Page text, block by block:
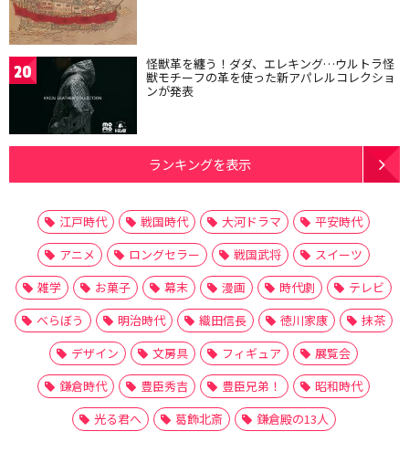
20 怪獣革を纏う！ダダ、エレキング…ウルトラ怪
獣モチーフの革を使った新アパレルコレクショ
ンが発表
ランキングを表示
江戸時代 戦国時代 大河ドラマ
平安時代
アニメ
ロングセラー 戦国武将
スイーツ
雑学
お菓子 幕末 漫画 時代劇
テレビ
べらぼう
明治時代 織田信長 徳川家康
抹茶
デザイン
文房具 フィギュア
展覧会
鎌倉時代
豊臣秀吉 豊臣兄弟！
昭和時代
光る君へ
葛飾北斎 鎌倉殿の13人